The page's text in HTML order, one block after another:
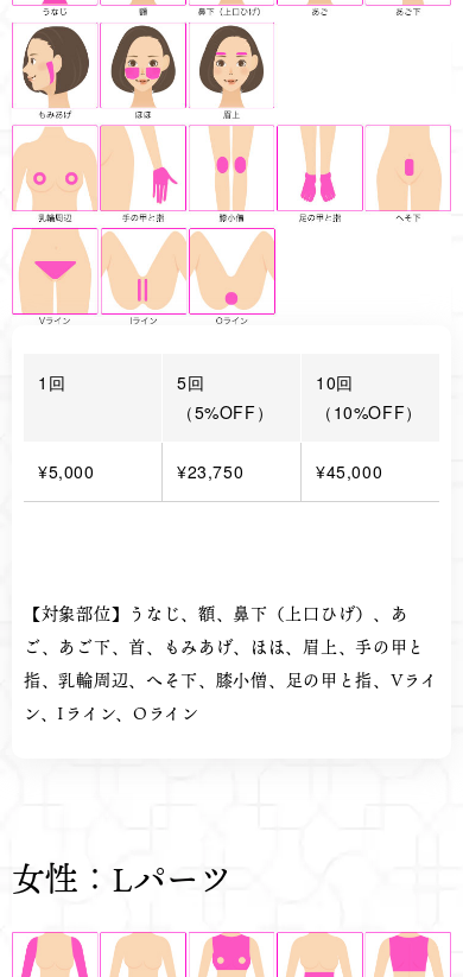
1回
5回
（5%OFF）
10回
（10%OFF）
¥5,000 ¥23,750 ¥45,000
【対象部位】うなじ、額、鼻下（上口ひげ）、あ
ご、あご下、首、もみあげ、ほほ、眉上、手の甲と
指、乳輪周辺、へそ下、膝小僧、足の甲と指、Vライ
ン、Iライン、Oライン
女性：Lパーツ